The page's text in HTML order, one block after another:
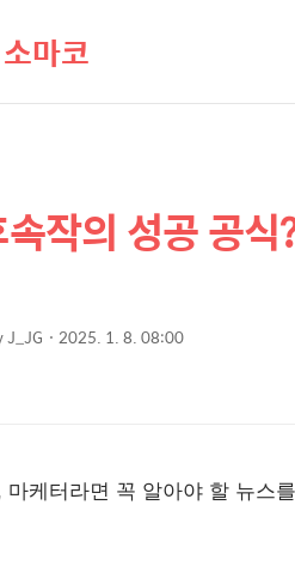
마코
작의 성공 공
J_JG 2025. 1. 8. 08:00
마케터라면 꼭 알아야 할 뉴스